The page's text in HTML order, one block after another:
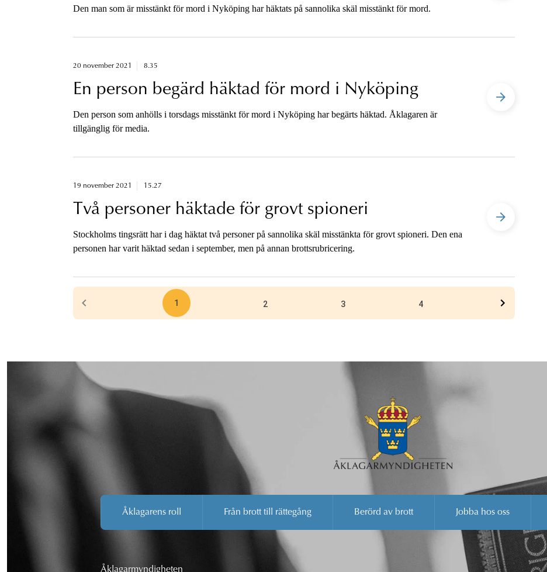
Den man som är misstänkt för mord i Nyköping har häktats på sannolika skäl misstänkt för mord.
20 november 2021 8.35
En person begärd häktad för mord i Nyköping
Den person som anhölls i torsdags misstänkt för mord i Nyköping har begärts häktad. Åklagaren är
tillgänglig för media.
19 november 2021 15.27
Två personer häktade för grovt spioneri
Stockholms tingsrätt har i dag häktat två personer på sannolika skäl misstänkta för grovt spioneri. Den ena
personen har varit häktad sedan i september, men på annan brottsrubricering.
1 2 3 4
Åklagarens roll Från brott till rättegång Berörd av brott Jobba hos oss
Åklagarmyndigheten